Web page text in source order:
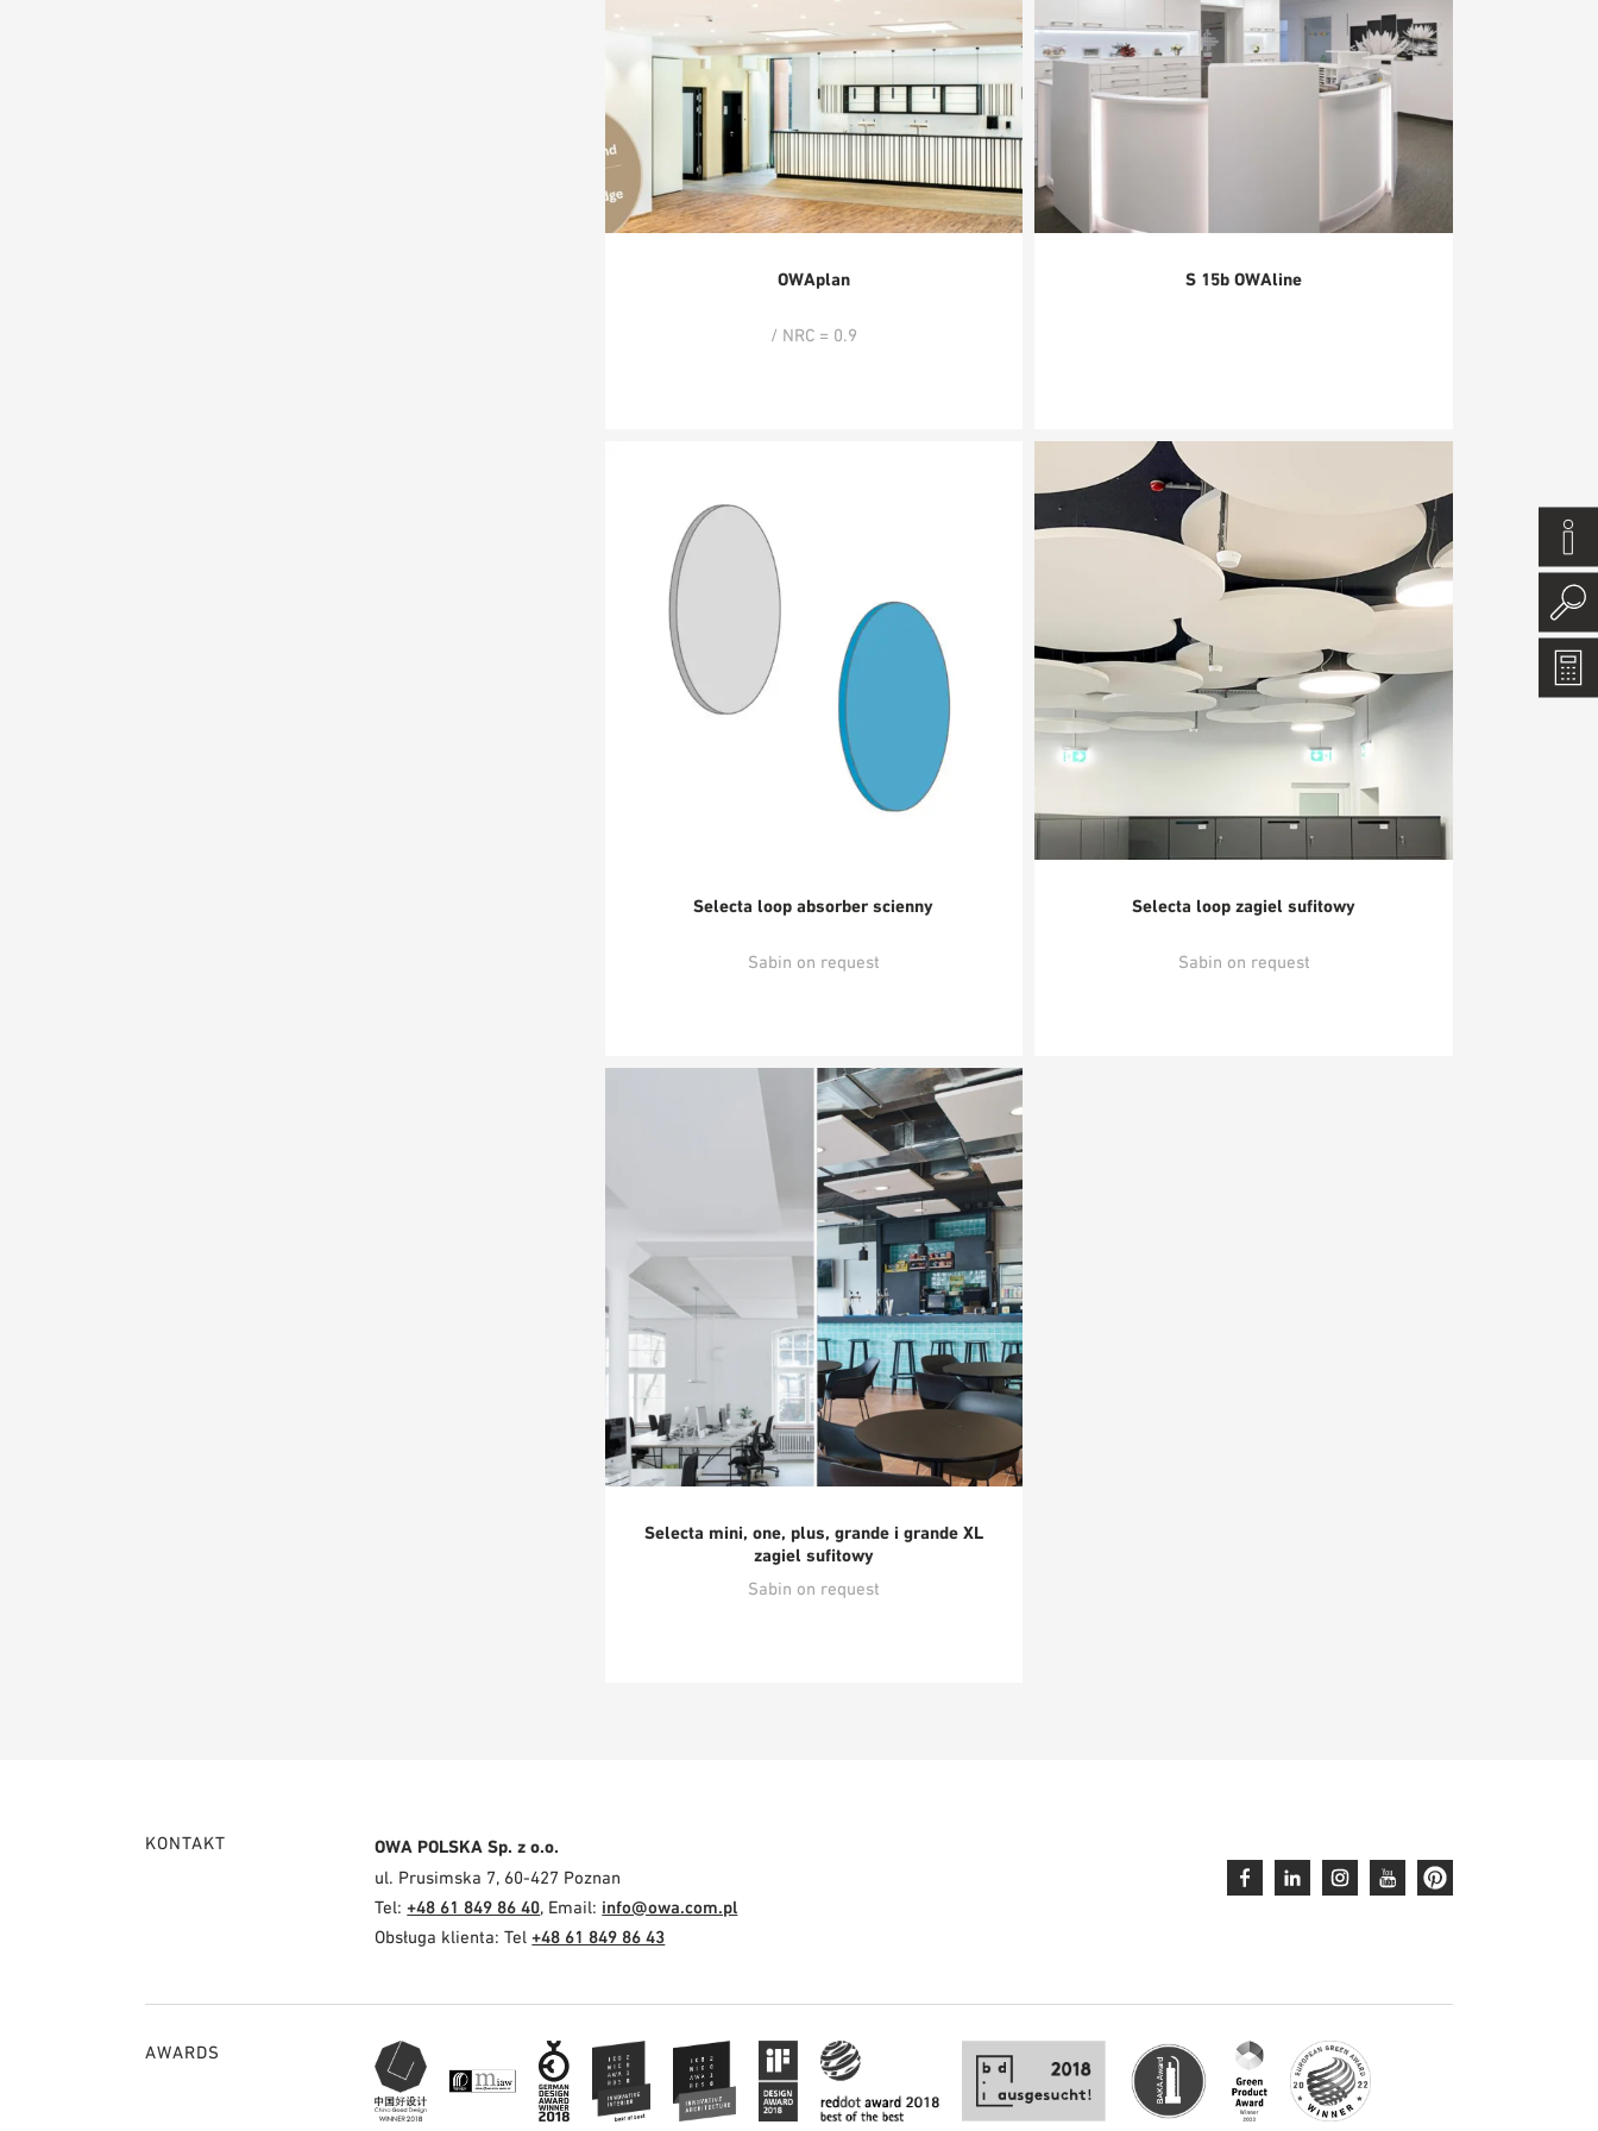
OWAplan
/ NRC = 0.9
S 15b OWAline
Selecta loop absorber scienny
Sabin on request
Selecta loop zagiel sufitowy
Sabin on request
Selecta mini, one, plus, grande i grande XL
zagiel sufitowy
Sabin on request
KONTAKT OWA POLSKA Sp. z o.o.
ul. Prusimska 7, 60-427 Poznan
Tel:+48 61 849 86 40, Email: info@owa.com.pl
Obsługa klienta: Tel+48 61 849 86 43
AWARDS